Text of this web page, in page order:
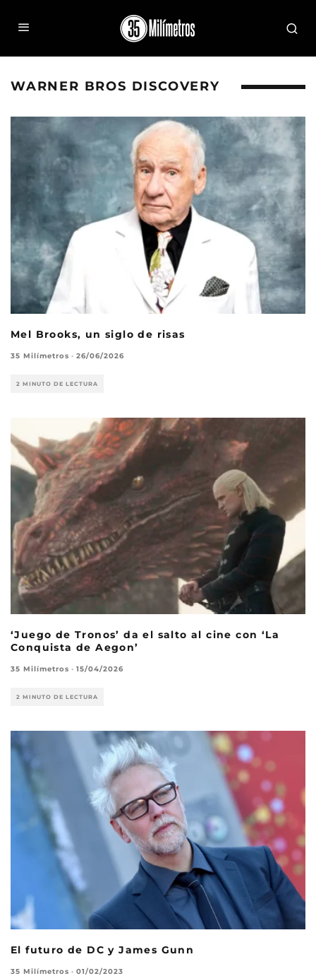
WARNER BROS DISCOVERY
Mel Brooks, un siglo de risas
35 Milímetros · 26/06/2026
2 MINUTO DE LECTURA
‘Juego de Tronos’ da el salto al cine con ‘La
Conquista de Aegon’
35 Milímetros · 15/04/2026
2 MINUTO DE LECTURA
El futuro de DC y James Gunn
35 Milímetros · 01/02/2023